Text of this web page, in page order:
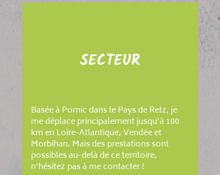
SECTEUR
Basée à Pornic dans le Pays de Retz, je
me déplace principalement jusqu'à 100
km en Loire-Atlantique, Vendée et
Morbihan. Mais des prestations sont
possibles au-delà de ce territoire,
n’hésitez pas à me contacter !